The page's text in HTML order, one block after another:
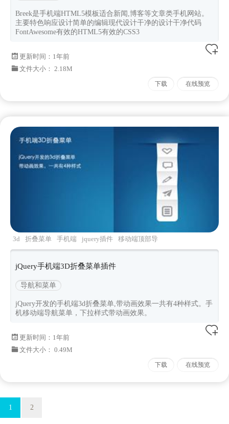
Breek是手机端HTML5模板适合新闻,博客等文章类手机网站。
主要特色响应设计简单的编辑现代设计干净的设计干净代码
FontAwesome有效的HTML5有效的CSS3
更新时间： 1年前
文件大小： 2.18M
下载 在线预览
3d 折叠菜单 手机端 jquery插件
移动端顶部导
航
jQuery手机端3D折叠菜单插件
导航和菜单
jQuery开发的手机端3d折叠菜单,带动画效果一共有4种样式。手
机移动端导航菜单，下拉样式带动画效果。
更新时间： 1年前
文件大小： 0.49M
下载 在线预览
1 2